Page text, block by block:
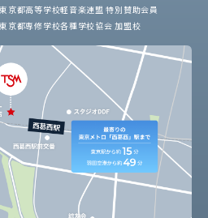
東京都高等学校軽音楽連盟 特別賛助会員
東京都専修学校各種学校協会 加盟校